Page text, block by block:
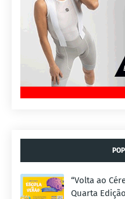
“Volta ao
Quarta